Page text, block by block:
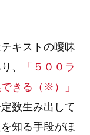
キストの曖昧
、
「５００ラ
きる（※）」
数生み出して
知る手段がほ